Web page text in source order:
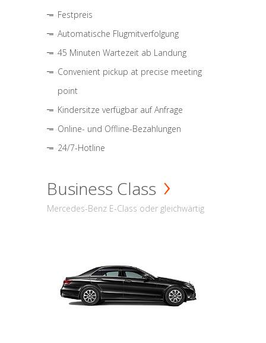
Festpreis
Automatische Flugmitverfolgung
45 Minuten Wartezeit ab Landung
Convenient pickup at precise meeting
point
Kindersitze verfügbar auf Anfrage
Online- und Offline-Bezahlungen
24/7-Hotline
Business Class
Mercedes-Benz E-Class oder gleichwärtig